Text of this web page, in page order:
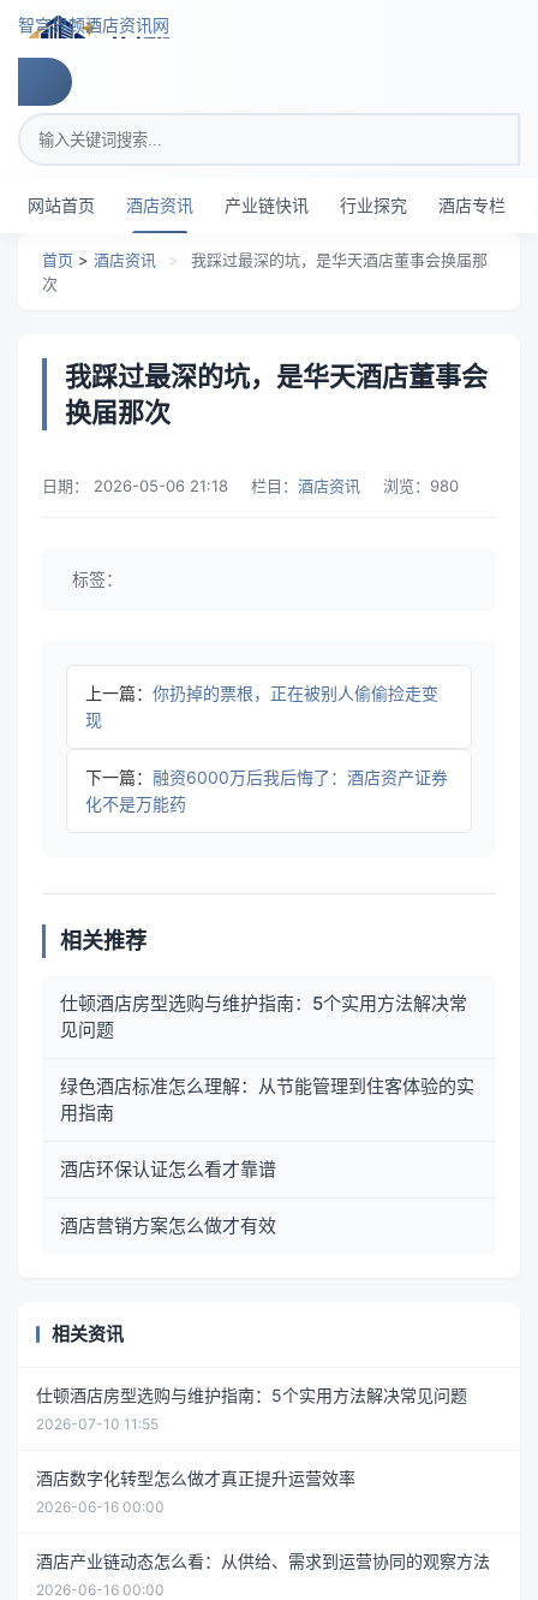
跳转到主要内容
智穹界顿酒店资讯网
搜索关键词
网站首页 酒店资讯 产业链快讯 行业探究 酒店专栏
首页 > 酒店资讯 >
我踩过最深的坑，是华天酒店董事会换届那
次
我踩过最深的坑，是华天酒店董事会
换届那次
日期： 2026-05-06 21:18 栏目： 酒店资讯 浏览： 980
标签：
上一篇： 你扔掉的票根，正在被别人偷偷捡走变
现
下一篇： 融资6000万后我后悔了：酒店资产证券
化不是万能药
相关推荐
仕顿酒店房型选购与维护指南：5个实用方法解决常
见问题
绿色酒店标准怎么理解：从节能管理到住客体验的实
用指南
酒店环保认证怎么看才靠谱
酒店营销方案怎么做才有效
相关资讯
仕顿酒店房型选购与维护指南：5个实用方法解决常见问题
2026-07-10 11:55
酒店数字化转型怎么做才真正提升运营效率
2026-06-16 00:00
酒店产业链动态怎么看：从供给、需求到运营协同的观察方法
2026-06-16 00:00